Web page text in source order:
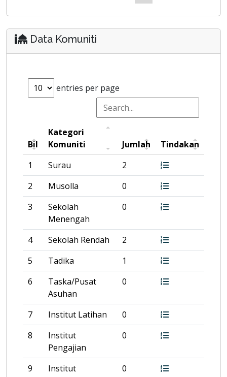
Data Komuniti
entries per page
Bil
Kategori
Komuniti
Jumlah
Tindakan
1
Surau
2
2
Musolla
0
3
Sekolah
Menengah
0
4 Sekolah Rendah
2
5
Tadika
1
6
Taska/Pusat
Asuhan
0
7 Institut Latihan
0
8
Institut
Pengajian
0
9
Institut
0